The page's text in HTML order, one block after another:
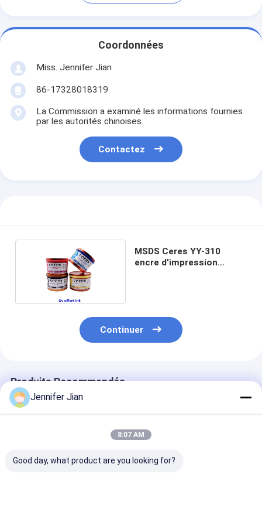
Coordonnées
Miss. Jennifer Jian
86-17328018319
La Commission a examiné les informations fournies
par les autorités chinoises.
Contactez
MSDS Ceres YY-310
encre d'impression
Continuer
Produits Recommandés
Jennifer Jian
8:07 AM
Good day, what product are you looking for?